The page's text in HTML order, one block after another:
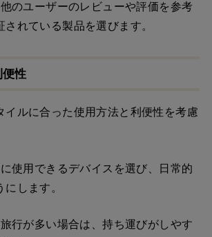
のユーザーのレビューや評価を参考
れている製品を選びます。
性
イルに合った使用方法と利便性を考慮
使用できるデバイスを選び、日常的
します。
行が多い場合は、持ち運びがしやす